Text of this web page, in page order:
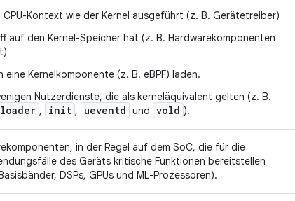
CPU-Kontext wie der Kernel ausgeführt (z. B. Gerätetreiber)
auf den Kernel-Speicher hat (z. B. Hardwarekomponenten
eine Kernelkomponente (z. B. eBPF) laden.
Nutzerdienste, die als kerneläquivalent gelten (z. B.
, init , ueventd und vold ).
in der Regel auf dem SoC, die für die
des Geräts kritische Funktionen bereitstellen
DSPs, GPUs und ML-Prozessoren).